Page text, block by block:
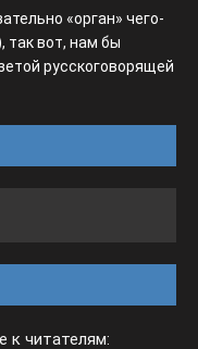
«орган» чего-
так вот, нам бы
русскоговорящей
к читателям: